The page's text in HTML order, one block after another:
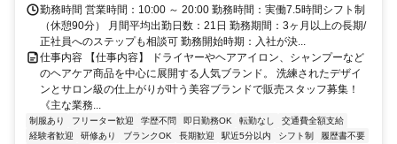
勤務時間 営業時間：10:00 ～ 20:00 勤務時間：実働7.5時間シフト制
（休憩90分） 月間平均出勤日数：21日 勤務期間：3ヶ月以上の長期/
正社員へのステップも相談可 勤務開始時期：入社が決...
仕事内容 【仕事内容】 ドライヤーやヘアアイロン、シャンプーなど
のヘアケア商品を中心に展開する人気ブランド。 洗練されたデザイ
ンとサロン級の仕上がりが叶う美容ブランドで販売スタッフ募集！
《主な業務...
制服あり フリーター歓迎 学歴不問 即日勤務OK 転勤なし
交通費全額支給
経験者歓迎
研修あり ブランクOK 長期歓迎 駅近5分以内 シフト制
履歴書不要